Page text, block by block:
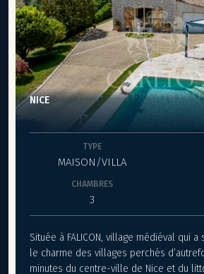
NICE
TYPE
MAISON/VILLA
CHAMBRES
3
Située à FALICON, village médiéval qui
le charme des villages perchés
minutes du centre-ville de Nice et du